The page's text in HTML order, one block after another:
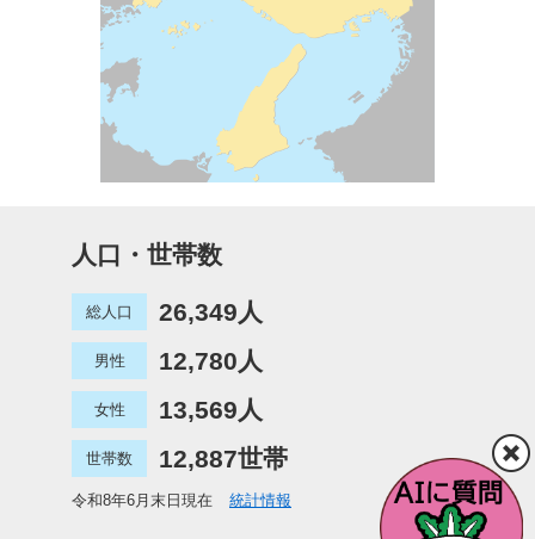
人口・世帯数
総人口 26,349人
男性 12,780人
女性 13,569人
世帯数 12,887世帯
令和8年6月末日現在 統計情報